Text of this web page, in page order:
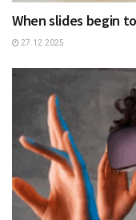
When slides begin
27.12.2025